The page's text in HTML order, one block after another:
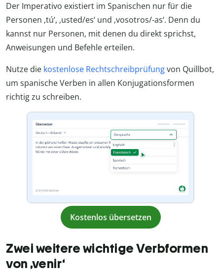
Der Imperativo existiert im Spanischen nur für die
Personen ‚tú‘, ‚usted/es‘ und ‚vosotros/-as‘. Denn du
kannst nur Personen, mit denen du direkt sprichst,
Anweisungen und Befehle erteilen.
Nutze die kostenlose Rechtschreibprüfungvon Quillbot,
um spanische Verben in allen Konjugationsformen
richtig zu schreiben.
Kostenlos übersetzen
Zwei weitere wichtige Verbformen
von ‚venir‘